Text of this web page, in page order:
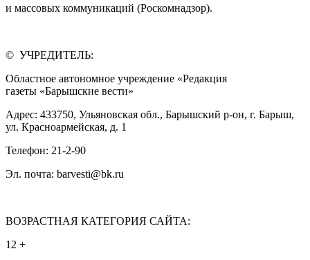
и массовых коммуникаций (Роскомнадзор).
© УЧРЕДИТЕЛЬ:
Областное автономное учреждение «Редакция
газеты «Барышские вести»
Адрес: 433750, Ульяновская обл., Барышский р-он, г. Барыш,
ул. Красноармейская, д. 1
Телефон: 21-2-90
Эл. почта: barvesti@bk.ru
ВОЗРАСТНАЯ КАТЕГОРИЯ САЙТА:
12 +